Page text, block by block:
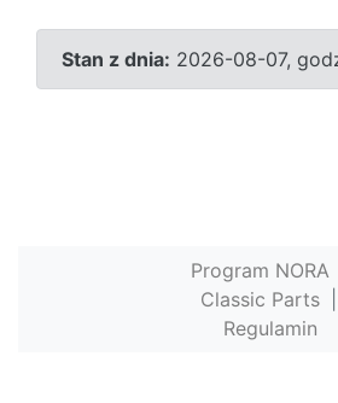
Stan z dnia: 2026-08-07,
Program NORA
Classic Parts
Regulamin